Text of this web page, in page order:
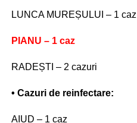
LUNCA MUREȘULUI – 1 caz
PIANU – 1 caz
RADEȘTI – 2 cazuri
• Cazuri de reinfectare:
AIUD – 1 caz